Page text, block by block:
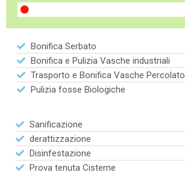
Bonifica Serbato
Bonifica e Pulizia Vasche industriali
Trasporto e Bonifica Vasche Percolato
Pulizia fosse Biologiche
Sanificazione
derattizzazione
Disinfestazione
Prova tenuta Cisterne